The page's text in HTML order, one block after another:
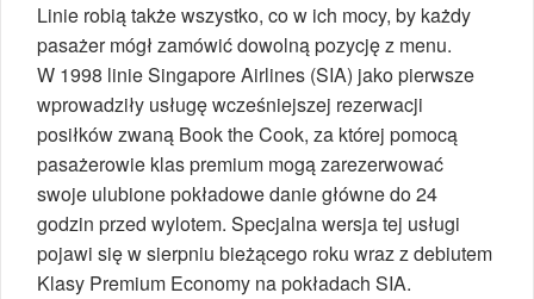
Linie robią także wszystko, co w ich mocy, by każdy
pasażer mógł zamówić dowolną pozycję z menu.
W 1998 linie Singapore Airlines (SIA) jako pierwsze
wprowadziły usługę wcześniejszej rezerwacji
posiłków zwaną Book the Cook, za której pomocą
pasażerowie klas premium mogą zarezerwować
swoje ulubione pokładowe danie główne do 24
godzin przed wylotem. Specjalna wersja tej usługi
pojawi się w sierpniu bieżącego roku wraz z debiutem
Klasy Premium Economy na pokładach SIA.